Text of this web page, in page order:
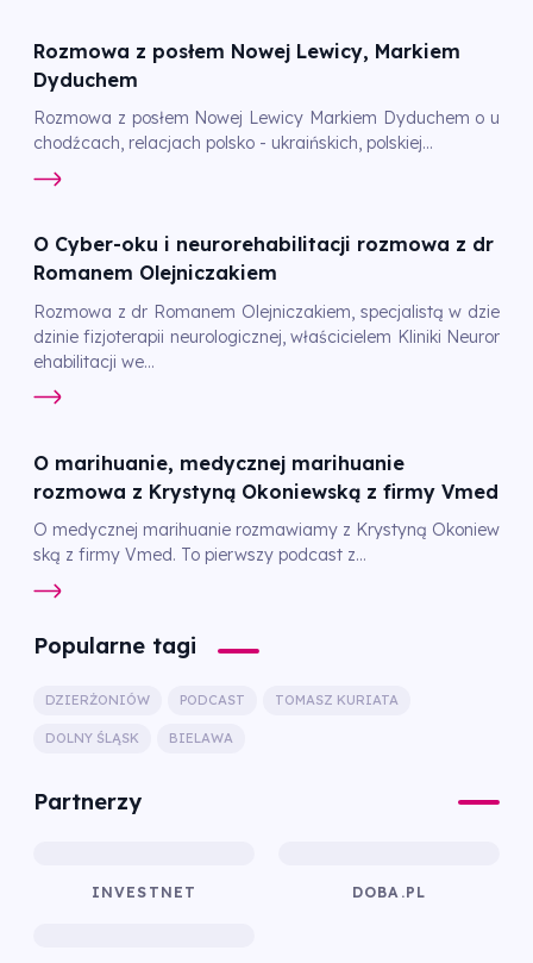
Rozmowa z posłem Nowej Lewicy, Markiem
Dyduchem
Rozmowa z posłem Nowej Lewicy Markiem Dyduchem o u
chodźcach, relacjach polsko - ukraińskich, polskiej...
O Cyber-oku i neurorehabilitacji rozmowa z dr
Romanem Olejniczakiem
Rozmowa z dr Romanem Olejniczakiem, specjalistą w dzie
dzinie fizjoterapii neurologicznej, właścicielem Kliniki Neuror
ehabilitacji we...
O marihuanie, medycznej marihuanie
rozmowa z Krystyną Okoniewską z firmy Vmed
O medycznej marihuanie rozmawiamy z Krystyną Okoniew
ską z firmy Vmed. To pierwszy podcast z...
Popularne tagi
DZIERŻONIÓW PODCAST TOMASZ KURIATA
DOLNY ŚLĄSK BIELAWA
Partnerzy
INVESTNET DOBA.PL